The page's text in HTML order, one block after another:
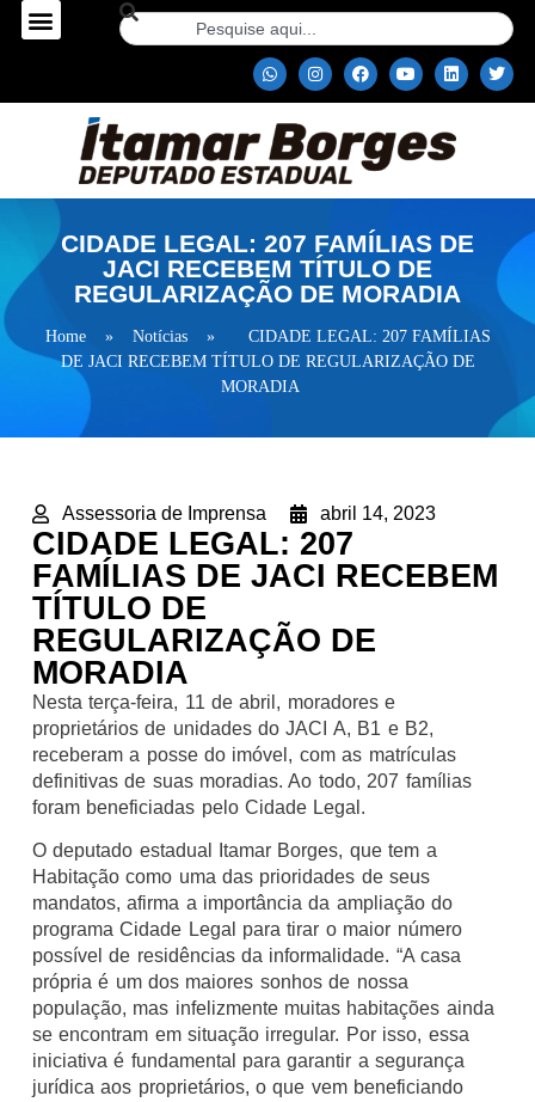
CIDADE LEGAL: 207 FAMÍLIAS DE
JACI RECEBEM TÍTULO DE
REGULARIZAÇÃO DE MORADIA
Home » Notícias »
CIDADE LEGAL: 207 FAMÍLIAS
DE JACI RECEBEM TÍTULO DE REGULARIZAÇÃO DE
MORADIA
Assessoria de Imprensa abril 14, 2023
CIDADE LEGAL: 207
FAMÍLIAS DE JACI RECEBEM
TÍTULO DE
REGULARIZAÇÃO DE
MORADIA
Nesta terça-feira, 11 de abril, moradores e
proprietários de unidades do JACI A, B1 e B2,
receberam a posse do imóvel, com as matrículas
definitivas de suas moradias. Ao todo, 207 famílias
foram beneficiadas pelo Cidade Legal.
O deputado estadual Itamar Borges, que tem a
Habitação como uma das prioridades de seus
mandatos, afirma a importância da ampliação do
programa Cidade Legal para tirar o maior número
possível de residências da informalidade. “A casa
própria é um dos maiores sonhos de nossa
população, mas infelizmente muitas habitações ainda
se encontram em situação irregular. Por isso, essa
iniciativa é fundamental para garantir a segurança
jurídica aos proprietários, o que vem beneficiando